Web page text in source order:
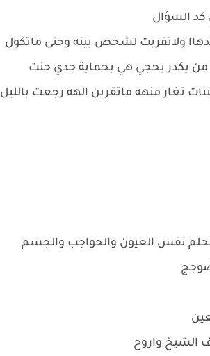
السؤال
ولاتقربت لشخص بينه وحتى ماتكول
يكدر يحجي هي بحماية جدي جنت
تغار منهه ماتقربن الهه رجعت بالليل
نفس العيون والحواجب والجسم
الشيخ واروح